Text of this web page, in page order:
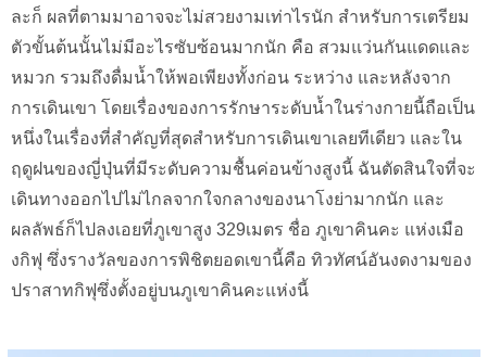
ละก็ ผลที่ตามมาอาจจะไม่สวยงามเท่าไรนัก สำหรับการเตรียม
ตัวขั้นต้นนั้นไม่มีอะไรซับซ้อนมากนัก คือ สวมแว่นกันแดดและ
หมวก รวมถึงดื่มน้ำให้พอเพียงทั้งก่อน ระหว่าง และหลังจาก
การเดินเขา โดยเรื่องของการรักษาระดับน้ำในร่างกายนี้ถือเป็น
หนึ่งในเรื่องที่สำคัญที่สุดสำหรับการเดินเขาเลยทีเดียว และใน
ฤดูฝนของญี่ปุ่นที่มีระดับความชื้นค่อนข้างสูงนี้ ฉันตัดสินใจที่จะ
เดินทางออกไปไม่ไกลจากใจกลางของนาโงย่ามากนัก และ
ผลลัพธ์ก็ไปลงเอยที่ภูเขาสูง 329เมตร ชื่อ ภูเขาคินคะ แห่งเมือ
งกิฟุ ซึ่งรางวัลของการพิชิตยอดเขานี้คือ ทิวทัศน์อันงดงามของ
ปราสาทกิฟุซึ่งตั้งอยู่บนภูเขาคินคะแห่งนี้